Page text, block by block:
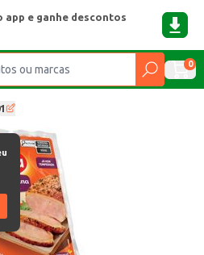
app e ganhe descontos
0